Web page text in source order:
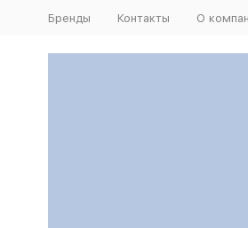
Бренды Контакты О